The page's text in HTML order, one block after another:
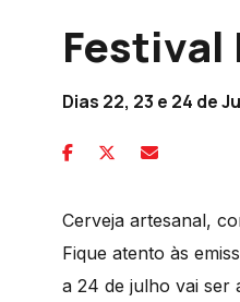
Festival
Dias 22, 23 e 24 de
Cerveja artesanal,
Fique atento às
a 24 de julho vai ser